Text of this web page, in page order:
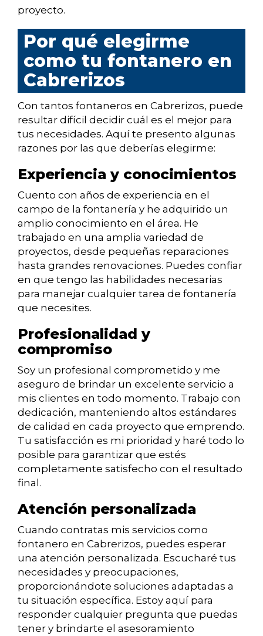
proyecto.
Por qué elegirme
como tu fontanero en
Cabrerizos
Con tantos fontaneros en Cabrerizos, puede
resultar difícil decidir cuál es el mejor para
tus necesidades. Aquí te presento algunas
razones por las que deberías elegirme:
Experiencia y conocimientos
Cuento con años de experiencia en el
campo de la fontanería y he adquirido un
amplio conocimiento en el área. He
trabajado en una amplia variedad de
proyectos, desde pequeñas reparaciones
hasta grandes renovaciones. Puedes confiar
en que tengo las habilidades necesarias
para manejar cualquier tarea de fontanería
que necesites.
Profesionalidad y
compromiso
Soy un profesional comprometido y me
aseguro de brindar un excelente servicio a
mis clientes en todo momento. Trabajo con
dedicación, manteniendo altos estándares
de calidad en cada proyecto que emprendo.
Tu satisfacción es mi prioridad y haré todo lo
posible para garantizar que estés
completamente satisfecho con el resultado
final.
Atención personalizada
Cuando contratas mis servicios como
fontanero en Cabrerizos, puedes esperar
una atención personalizada. Escucharé tus
necesidades y preocupaciones,
proporcionándote soluciones adaptadas a
tu situación específica. Estoy aquí para
responder cualquier pregunta que puedas
tener y brindarte el asesoramiento